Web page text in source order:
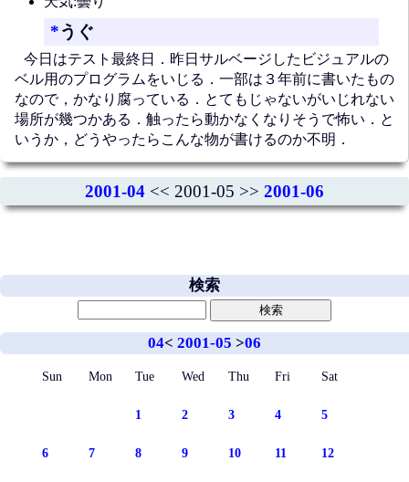
*うぐ
今日はテスト最終日．昨日サルベージしたビジュアルの
ベル用のプログラムをいじる．一部は３年前に書いたもの
なので，かなり腐っている．とてもじゃないがいじれない
場所が幾つかある．触ったら動かなくなりそうで怖い．と
いうか，どうやったらこんな物が書けるのか不明．
2001-04 << 2001-05 >> 2001-06
検索
04< 2001-05 >06
Sun Mon Tue Wed Thu Fri Sat
1 2 3 4 5
6 7 8 9 10 11 12